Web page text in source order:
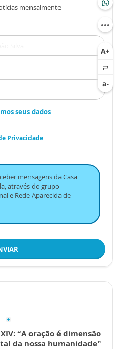
mensalmente
seus dados
Privacidade
mensagens da Casa
através do grupo
e Rede Aparecida de
“A oração é dimensão
da nossa humanidade”